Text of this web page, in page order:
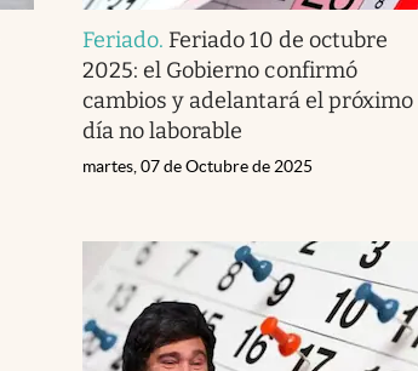
Feriado. Feriado 10 de octubre
2025: el Gobierno confirmó
cambios y adelantará el próximo
día no laborable
martes, 07 de Octubre de 2025